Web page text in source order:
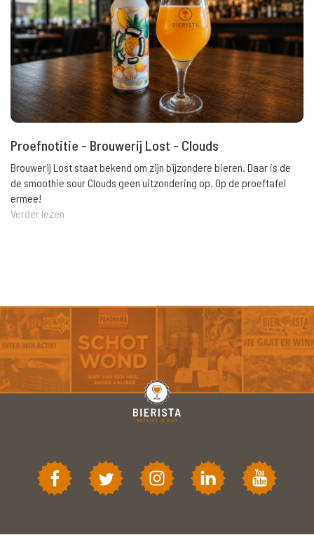
Proefnotitie - Brouwerij Lost - Clouds
Brouwerij Lost staat bekend om zijn bijzondere bieren. Daar is de
de smoothie sour Clouds geen uitzondering op. Op de proeftafel
ermee!
Verder lezen